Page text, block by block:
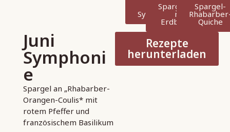
Juni
Symphonie
Spargelsalat
mit
Erdbeeren
Spargel-
Quiche
Juni
Symphoni
e
Spargel an „Rhabarber-
Orangen-Coulis* mit
rotem Pfeffer und
französischem Basilikum
Rezepte
herunterladen